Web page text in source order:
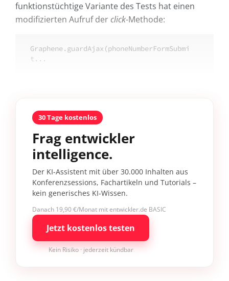
funktionstüchtige Variante des Tests hat einen
modifizierten Aufruf derclick-Methode:
Graphene.guardAjax(phoneNumberFormSubmi
t...
30 Tage kostenlos
Frag entwickler
intelligence.
Der KI-Assistent mit über 30.000 Inhalten aus
Konferenzsessions, Fachartikeln und Tutorials –
kein generisches KI-Wissen.
Danach 19,90 €/Monat mit entwickler.de BASIC
Jetzt kostenlos testen
Kein Risiko · jederzeit kündbar